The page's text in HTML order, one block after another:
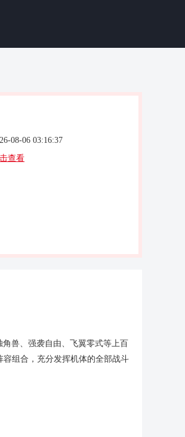
08-06 03:16:37
查看
兽、强袭自由、飞翼零式等上百
组合，充分发挥机体的全部战斗